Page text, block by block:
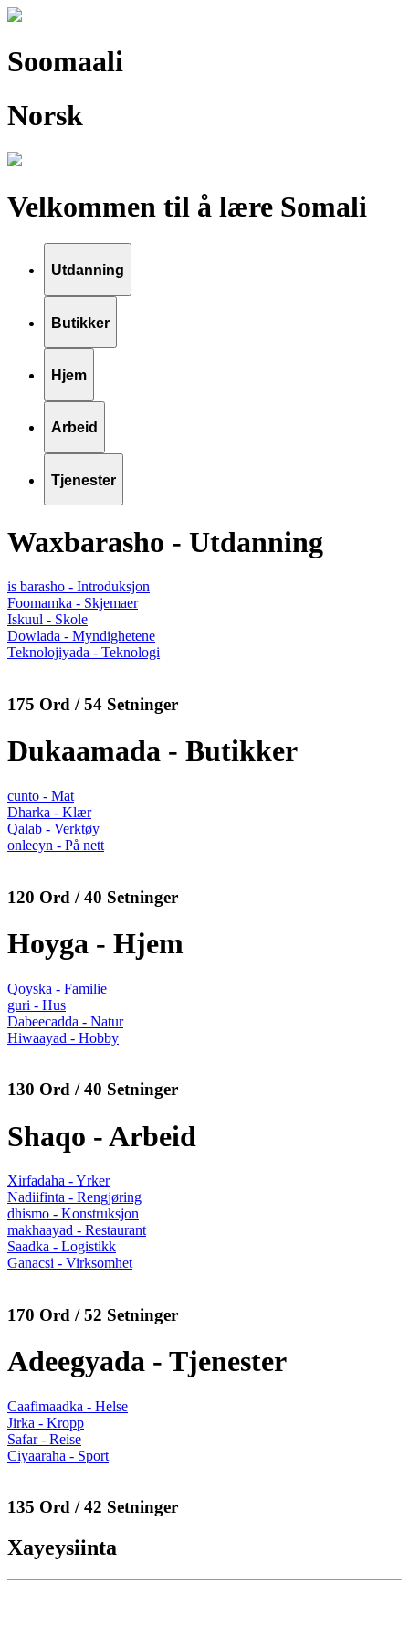
Soomaali
Norsk
Velkommen til å lære Somali
Utdanning
Butikker
Hjem
Arbeid
Tjenester
Waxbarasho - Utdanning
is barasho - Introduksjon
Foomamka - Skjemaer
Iskuul - Skole
Dowlada - Myndighetene
Teknolojiyada - Teknologi
175 Ord / 54 Setninger
Dukaamada - Butikker
cunto - Mat
Dharka - Klær
Qalab - Verktøy
onleeyn - På nett
120 Ord / 40 Setninger
Hoyga - Hjem
Qoyska - Familie
guri - Hus
Dabeecadda - Natur
Hiwaayad - Hobby
130 Ord / 40 Setninger
Shaqo - Arbeid
Xirfadaha - Yrker
Nadiifinta - Rengjøring
dhismo - Konstruksjon
makhaayad - Restaurant
Saadka - Logistikk
Ganacsi - Virksomhet
170 Ord / 52 Setninger
Adeegyada - Tjenester
Caafimaadka - Helse
Jirka - Kropp
Safar - Reise
Ciyaaraha - Sport
135 Ord / 42 Setninger
Xayeysiinta